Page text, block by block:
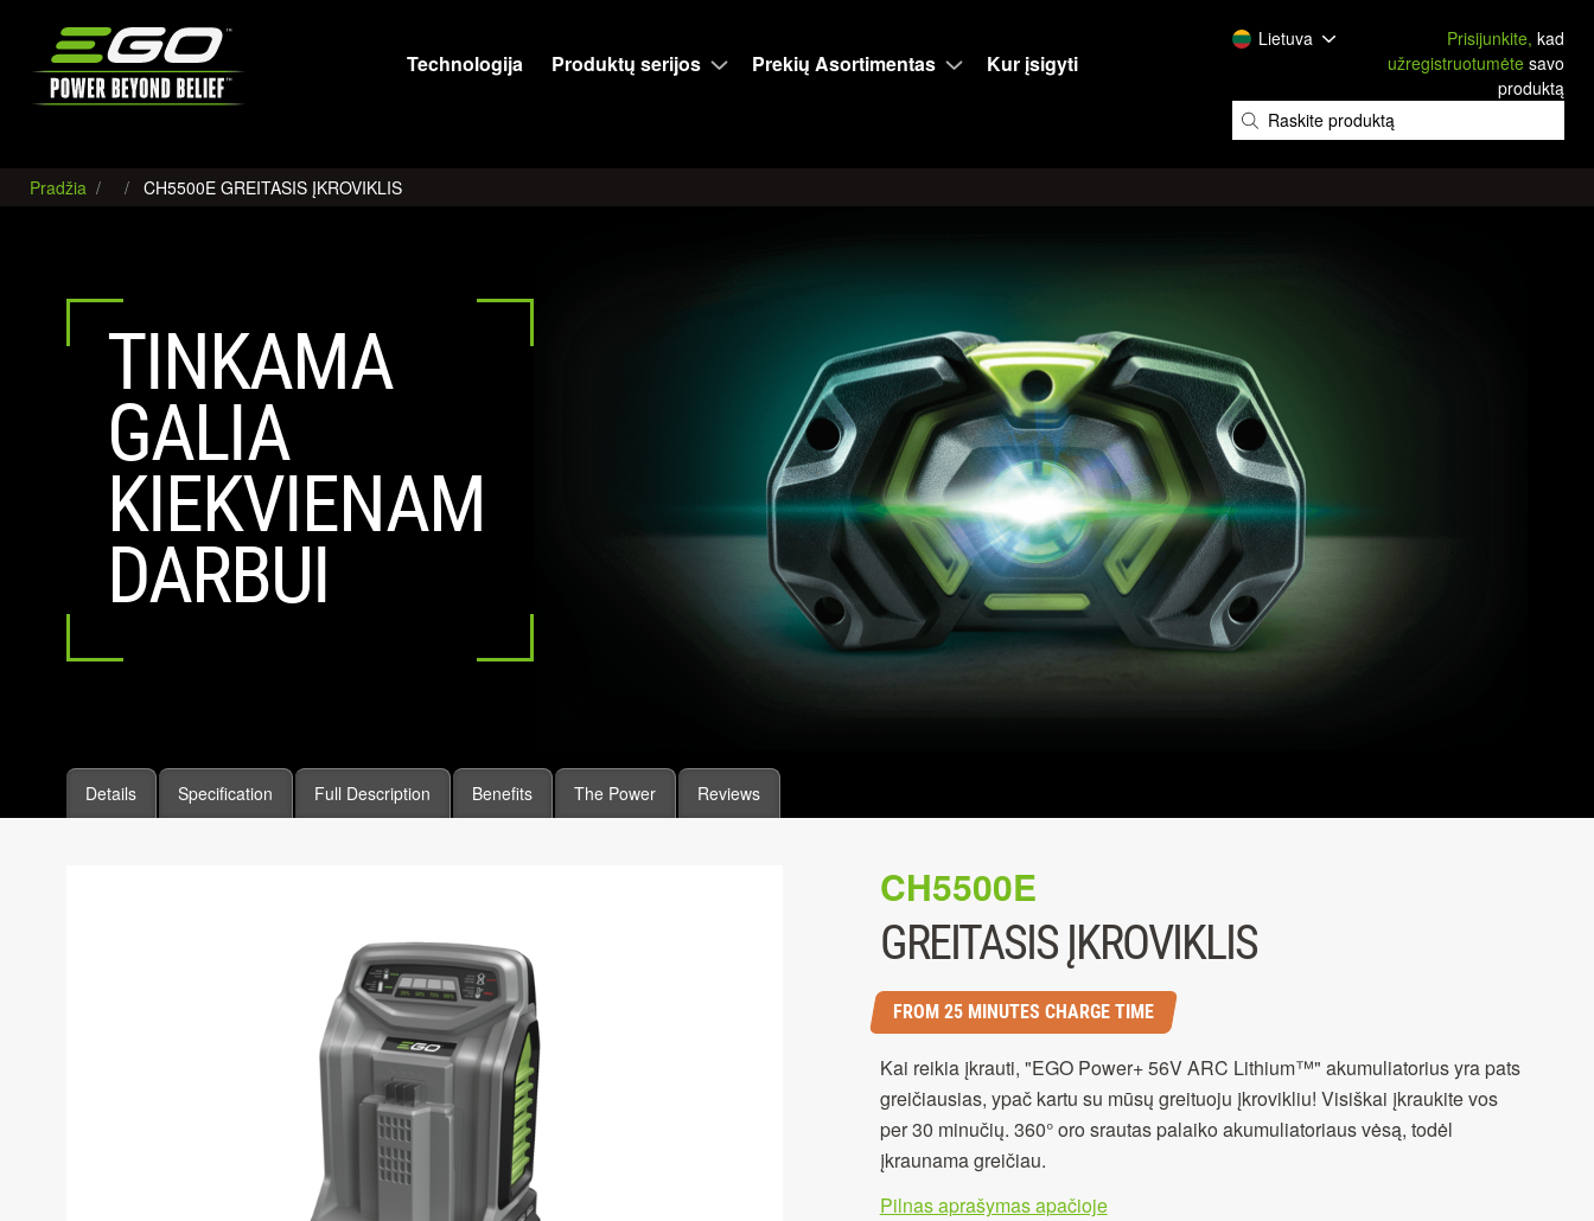
Technologija
Produktų serijos Prekių Asortimentas Kur įsigyti
Lietuva Prisijunkite, kad
užregistruotumėte savo
produktą
Pradžia CH5500E GREITASIS ĮKROVIKLIS
TINKAMA
GALIA
KIEKVIENAM
DARBUI
Details Specification Full Description Benefits The Power Reviews
CH5500E
GREITASIS ĮKROVIKLIS
FROM 25 MINUTES CHARGE TIME
Kai reikia įkrauti, "EGO Power+ 56V ARC Lithium™" akumuliatorius yra pats
greičiausias, ypač kartu su mūsų greituoju įkrovikliu! Visiškai įkraukite vos
per 30 minučių. 360° oro srautas palaiko akumuliatoriaus vėsą, todėl
įkraunama greičiau.
Pilnas aprašymas apačioje